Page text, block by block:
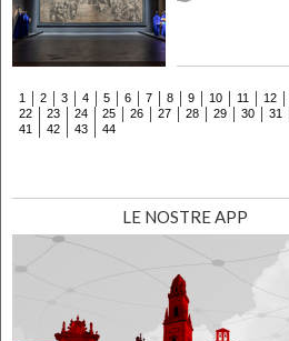
1 2 3 4 5 6 7 8 9 10 11 12
22
23 24 25 26 27 28 29 30 31
41
42 43
44
LE NOSTRE APP